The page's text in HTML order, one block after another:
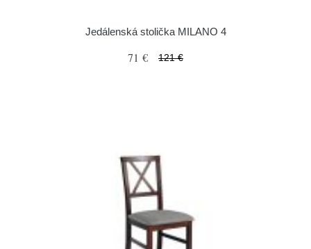
Jedálenská stolička MILANO 4
71 € 121 €